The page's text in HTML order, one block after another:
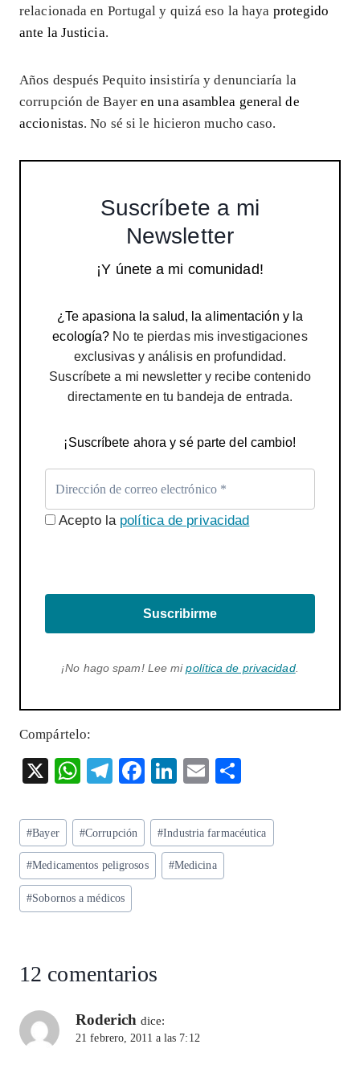
relacionada en Portugal y quizá eso la haya protegido
ante la Justicia.
Años después Pequito insistiría y denunciaría la
corrupción de Bayeren una asamblea general de
accionistas. No sé si le hicieron mucho caso.
Suscríbete a mi
Newsletter
¡Y únete a mi comunidad!
¿Te apasiona la salud, la alimentación y la
ecología? No te pierdas mis investigaciones
exclusivas y análisis en profundidad.
Suscríbete a mi newsletter y recibe contenido
directamente en tu bandeja de entrada.
¡Suscríbete ahora y sé parte del cambio!
Acepto la política de privacidad
Suscribirme
¡No hago spam! Lee mipolítica de privacidad.
Compártelo:
X
W
ts
A
p
p
T
eg
ra
m
F
eb
o
o
Li
ke
dI
n
E
ai
l
re
Etiquetas
de
la
entrada:
#Bayer #Corrupción #Industria farmacéutica
#Medicamentos peligrosos #Medicina
#Sobornos a médicos
12 comentarios
Roderich dice:
21 febrero, 2011 a las 7:12